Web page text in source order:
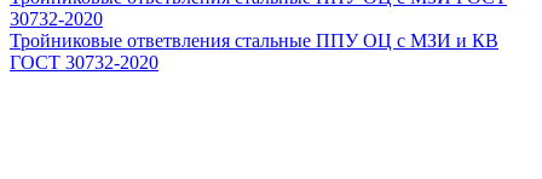
30732-2020
Тройниковые ответвления стальные ППУ ОЦ с МЗИ и КВ
ГОСТ 30732-2020